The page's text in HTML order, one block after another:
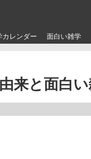
レンダー 面白い雑学
来と面白